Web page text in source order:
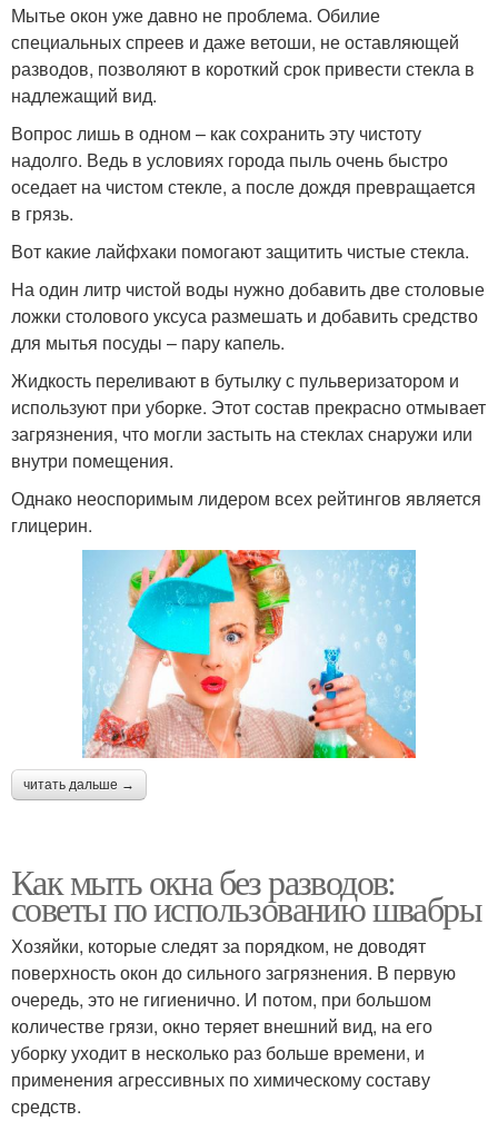
Мытье окон уже давно не проблема. Обилие
специальных спреев и даже ветоши, не оставляющей
разводов, позволяют в короткий срок привести стекла в
надлежащий вид.
Вопрос лишь в одном – как сохранить эту чистоту
надолго. Ведь в условиях города пыль очень быстро
оседает на чистом стекле, а после дождя превращается
в грязь.
Вот какие лайфхаки помогают защитить чистые стекла.
На один литр чистой воды нужно добавить две столовые
ложки столового уксуса размешать и добавить средство
для мытья посуды – пару капель.
Жидкость переливают в бутылку с пульверизатором и
используют при уборке. Этот состав прекрасно отмывает
загрязнения, что могли застыть на стеклах снаружи или
внутри помещения.
Однако неоспоримым лидером всех рейтингов является
глицерин.
читать дальше →
Как мыть окна без разводов:
советы по использованию швабры
Хозяйки, которые следят за порядком, не доводят
поверхность окон до сильного загрязнения. В первую
очередь, это не гигиенично. И потом, при большом
количестве грязи, окно теряет внешний вид, на его
уборку уходит в несколько раз больше времени, и
применения агрессивных по химическому составу
средств.